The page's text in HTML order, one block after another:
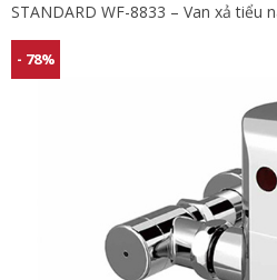
STANDARD WF-8833 – Van xả tiểu
- 78%